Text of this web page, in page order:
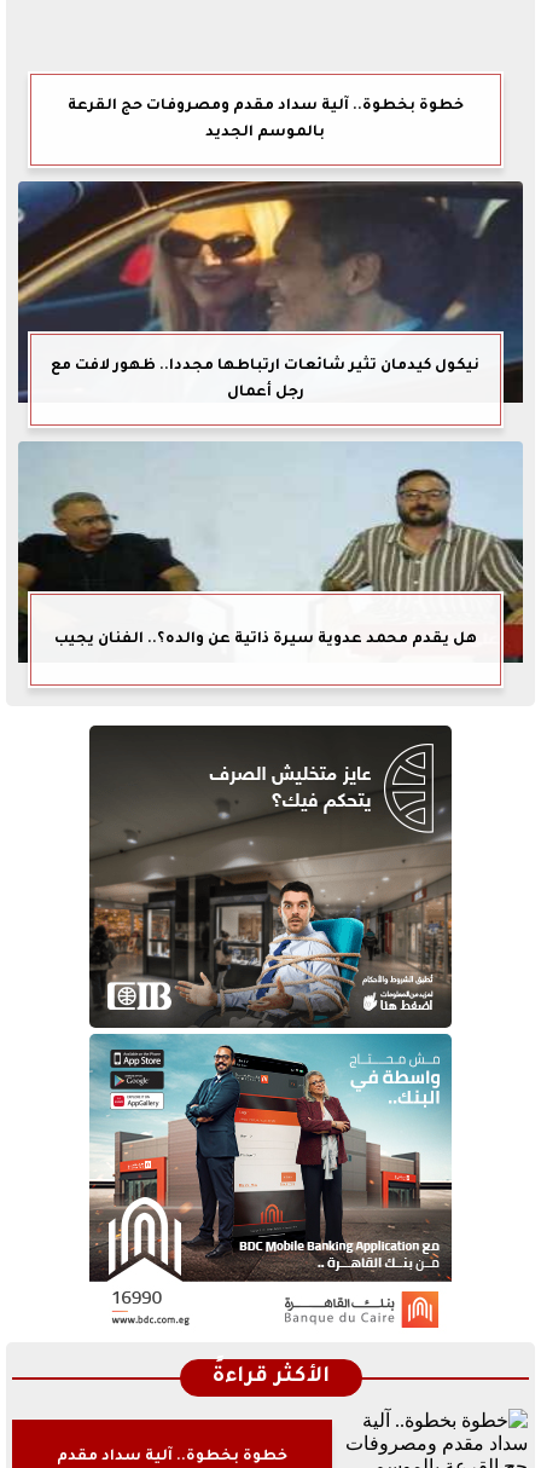
خطوة بخطوة.. آلية سداد مقدم ومصروفات حج القرعة
بالموسم الجديد
نيكول كيدمان تثير شائعات ارتباطها مجددا.. ظهور لافت مع
رجل أعمال
هل يقدم محمد عدوية سيرة ذاتية عن والده؟.. الفنان يجيب
الأكثر قراءةً
خطوة بخطوة.. آلية سداد مقدم